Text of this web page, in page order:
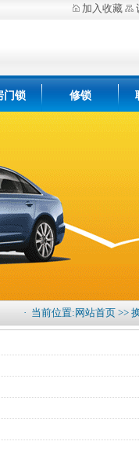
加入收藏
门锁 修锁
· 当前位置: 网站首页 >>